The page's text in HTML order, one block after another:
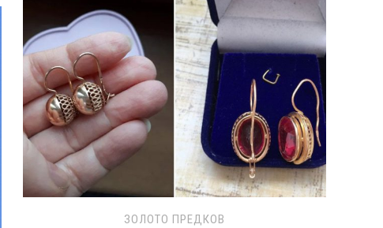
ЗОЛОТО ПРЕДКОВ